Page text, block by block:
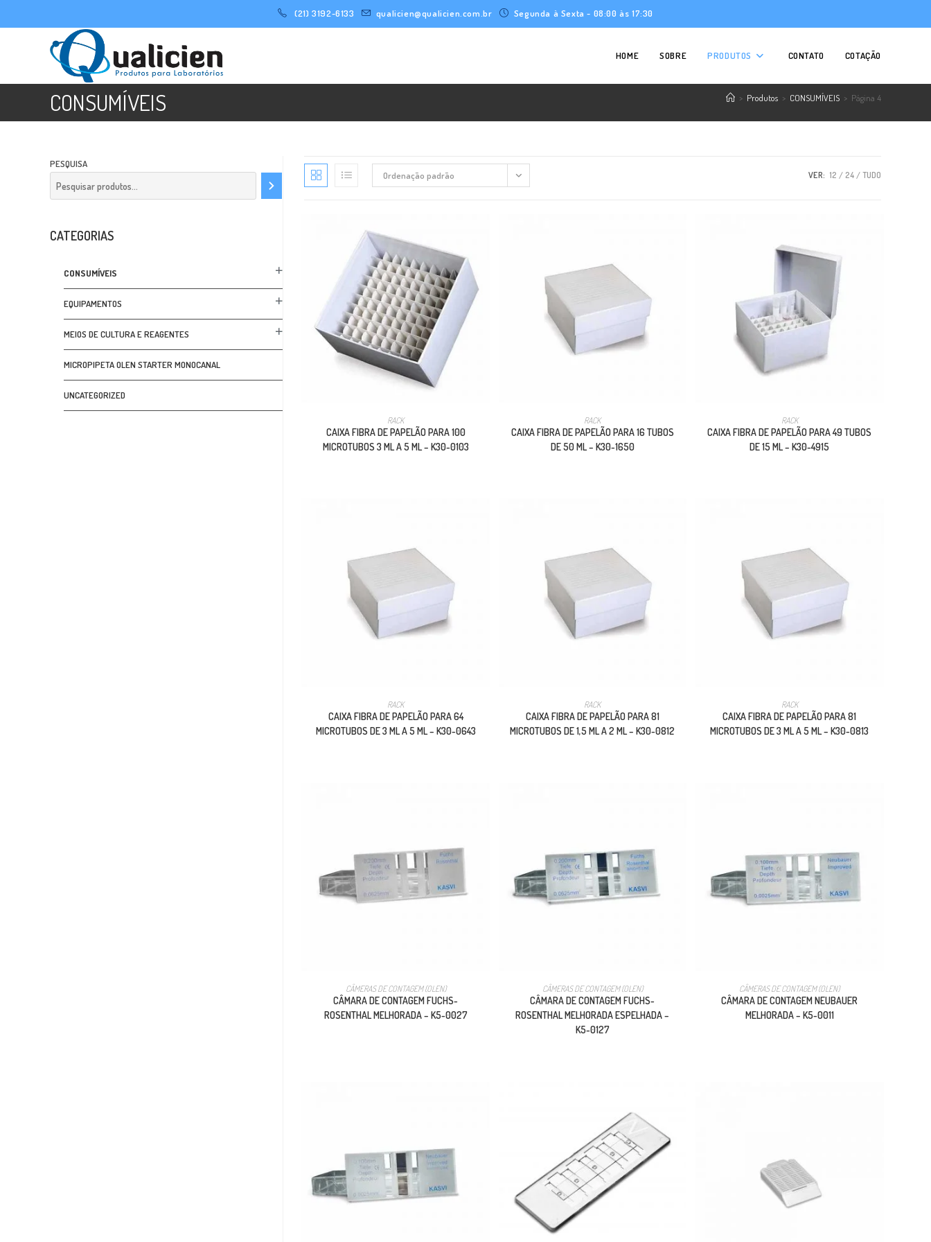
para
(21) 3192-6133 qualicien@qualicien.com.br Segunda à Sexta - 08:00 às 17:30
HOME SOBRE PRODUTOS CONTATO COTAÇÃO
CONSUMÍVEIS > Produtos > CONSUMÍVEIS > Página 4
Ordenação padrão VER: 12 24 TUDO
RACK
CAIXA FIBRA DE PAPELÃO PARA 100
MICROTUBOS 3 ML A 5 ML – K30-0103
RACK
CAIXA FIBRA DE PAPELÃO PARA 16 TUBOS
DE 50 ML – K30-1650
RACK
CAIXA FIBRA DE PAPELÃO PARA 49 TUBOS
DE 15 ML – K30-4915
RACK
CAIXA FIBRA DE PAPELÃO PARA 64
MICROTUBOS DE 3 ML A 5 ML – K30-0643
RACK
CAIXA FIBRA DE PAPELÃO PARA 81
MICROTUBOS DE 1,5 ML A 2 ML – K30-0812
RACK
CAIXA FIBRA DE PAPELÃO PARA 81
MICROTUBOS DE 3 ML A 5 ML – K30-0813
CÂMERAS DE CONTAGEM (OLEN)
CÂMARA DE CONTAGEM FUCHS-
ROSENTHAL MELHORADA – K5-0027
CÂMERAS DE CONTAGEM (OLEN)
CÂMARA DE CONTAGEM FUCHS-
ROSENTHAL MELHORADA ESPELHADA –
K5-0127
CÂMERAS DE CONTAGEM (OLEN)
CÂMARA DE CONTAGEM NEUBAUER
MELHORADA – K5-0011
PESQUISA
CATEGORIAS
CONSUMÍVEIS
EQUIPAMENTOS
MEIOS DE CULTURA E REAGENTES
MICROPIPETA OLEN STARTER MONOCANAL
UNCATEGORIZED